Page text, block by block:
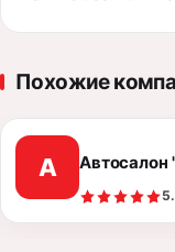
Похожие
А Автосалон